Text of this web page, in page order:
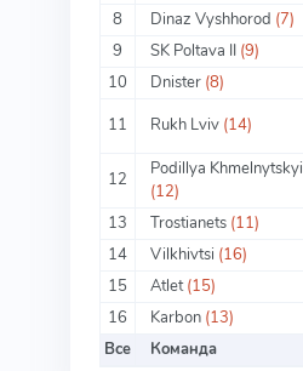
8
Dinaz Vyshhorod (7)
9
SK Poltava II (9)
10
Dnister (8)
11
Rukh Lviv (14)
12
Podillya Khmelnytskyi
(12)
13
Trostianets (11)
14
Vilkhivtsi (16)
15
Atlet (15)
16
Karbon (13)
Все
Команда